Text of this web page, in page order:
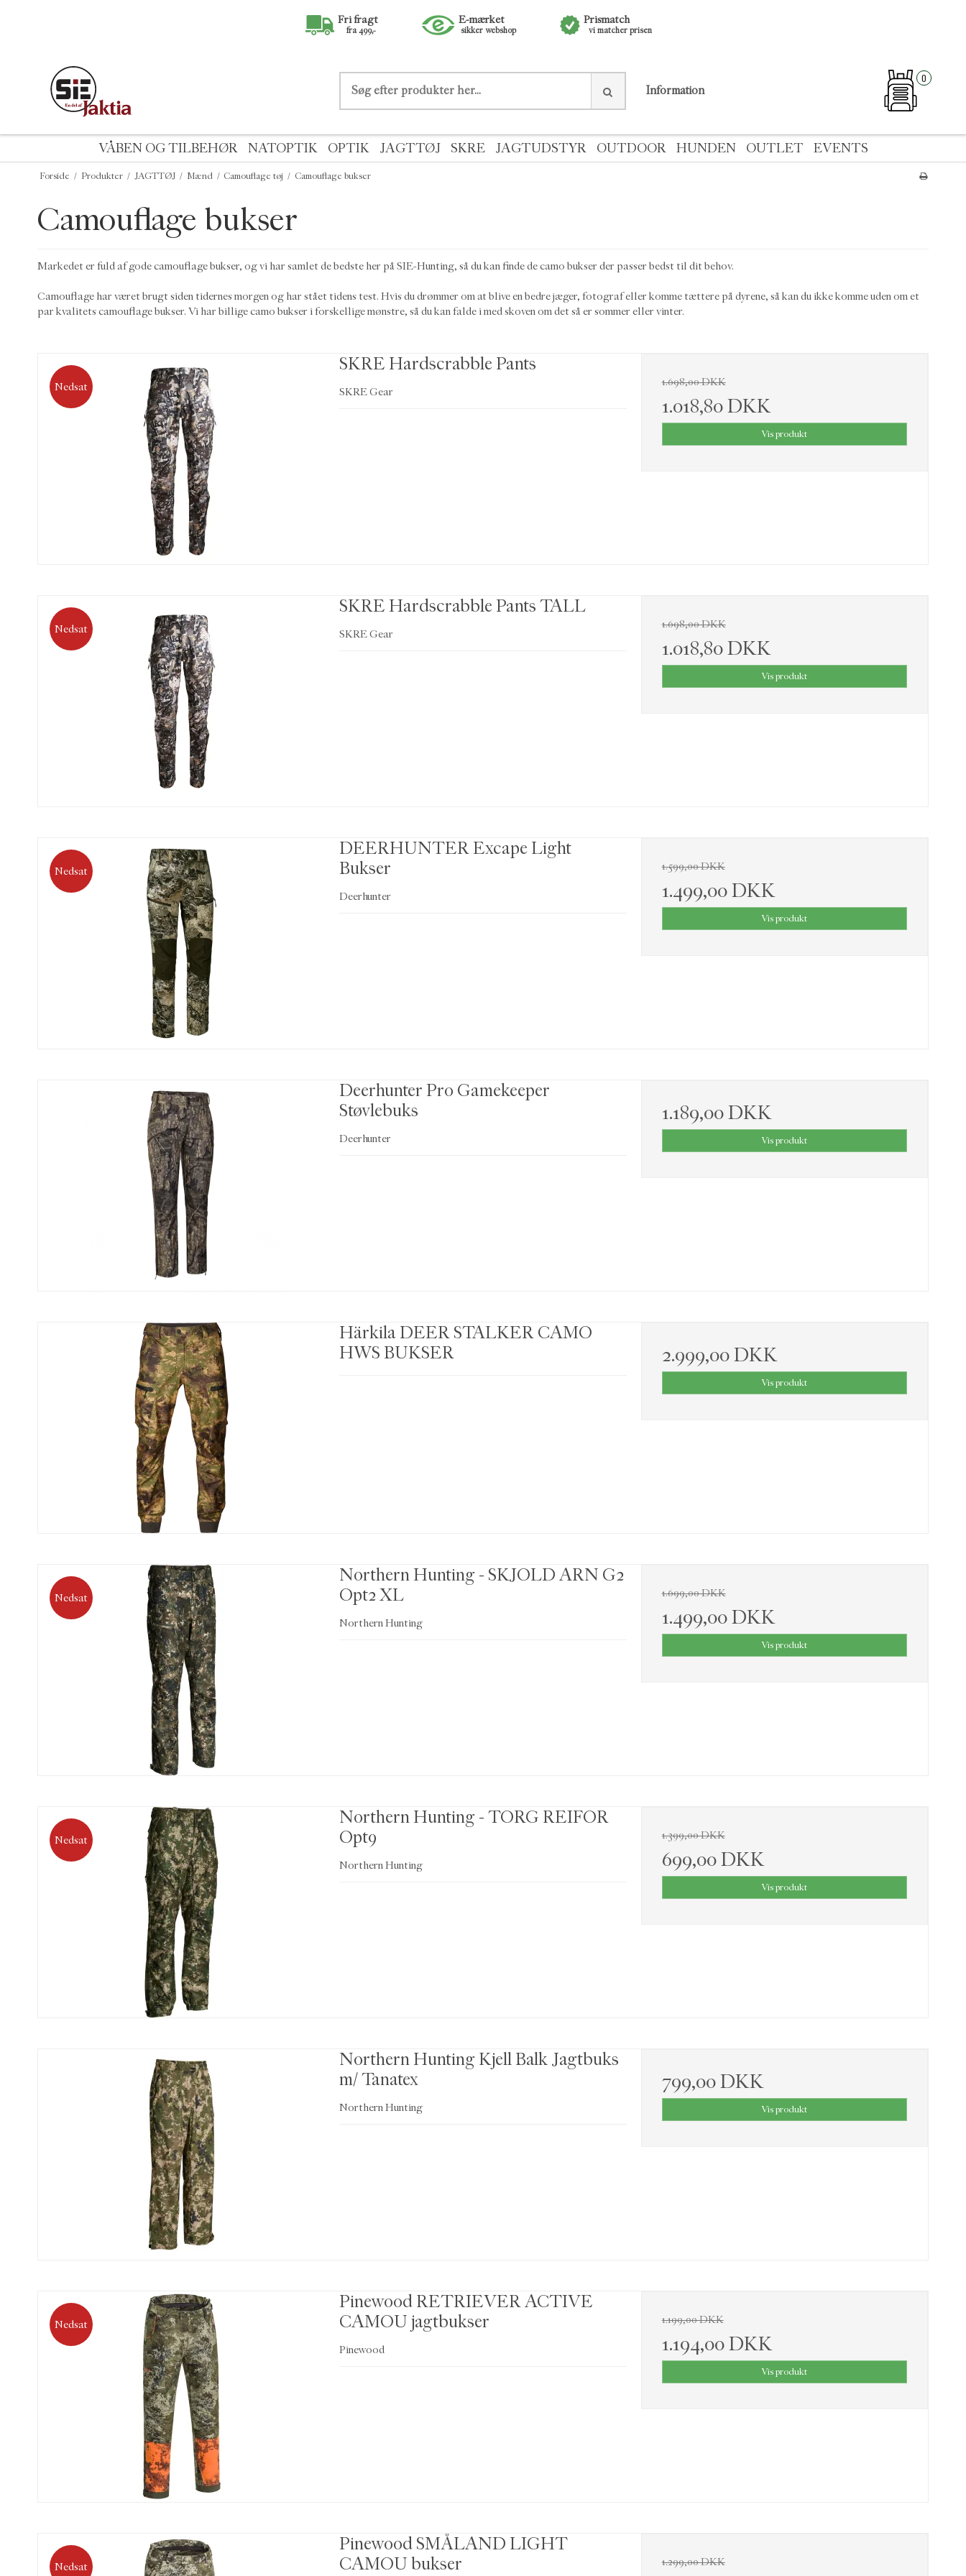
Fri fragt
fra 499,-
E-mærket
sikker webshop
Prismatch
vi matcher prisen
Information
0
VÅBEN OG TILBEHØR NATOPTIK OPTIK JAGTTØJ SKRE JAGTUDSTYR OUTDOOR HUNDEN OUTLET EVENTS
Forside / Produkter / JAGTTØJ / Mænd / Camouflage tøj / Camouflage bukser
Camouflage bukser
Markedet er fuld af gode camouflage bukser, og vi har samlet de bedste her på SIE-Hunting, så du kan finde de camo bukser der passer bedst til dit behov.
Camouflage har været brugt siden tidernes morgen og har stået tidens test. Hvis du drømmer om at blive en bedre jæger, fotograf eller komme tættere på dyrene, så kan du ikke komme uden om et
par kvalitets camouflage bukser. Vi har billige camo bukser i forskellige mønstre, så du kan falde i med skoven om det så er sommer eller vinter.
Nedsat
SKRE Hardscrabble Pants
SKRE Gear
1.698,00 DKK
1.018,80 DKK
Vis produkt
Nedsat
SKRE Hardscrabble Pants TALL
SKRE Gear
1.698,00 DKK
1.018,80 DKK
Vis produkt
Nedsat
DEERHUNTER Excape Light
Bukser
Deerhunter
1.599,00 DKK
1.499,00 DKK
Vis produkt
Deerhunter Pro Gamekeeper
Støvlebuks
Deerhunter
1.189,00 DKK
Vis produkt
Härkila DEER STALKER CAMO
HWS BUKSER
2.999,00 DKK
Vis produkt
Nedsat
Northern Hunting - SKJOLD ARN G2
Opt2 XL
Northern Hunting
1.699,00 DKK
1.499,00 DKK
Vis produkt
Nedsat
Northern Hunting - TORG REIFOR
Opt9
Northern Hunting
1.399,00 DKK
699,00 DKK
Vis produkt
Northern Hunting Kjell Balk Jagtbuks
m/ Tanatex
Northern Hunting
799,00 DKK
Vis produkt
Nedsat
Pinewood RETRIEVER ACTIVE
CAMOU jagtbukser
Pinewood
1.199,00 DKK
1.194,00 DKK
Vis produkt
Nedsat
Pinewood SMÅLAND LIGHT
CAMOU bukser
1.299,00 DKK